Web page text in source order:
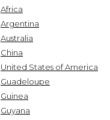
Africa
Argentina
Australia
China
United States of America
Guadeloupe
Guinea
Guyana